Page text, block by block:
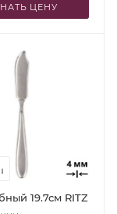
ЦЕНУ
19.7см RITZ